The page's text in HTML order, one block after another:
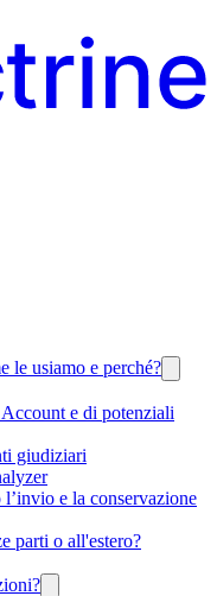
le usiamo e perché?
e di potenziali
giudiziari
e la conservazione
parti o all'estero?